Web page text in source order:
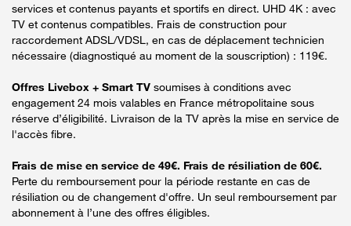
services et contenus payants et sportifs en direct. UHD 4K : avec
TV et contenus compatibles. Frais de construction pour
raccordement ADSL/VDSL, en cas de déplacement technicien
nécessaire (diagnostiqué au moment de la souscription) : 119€.
Offres Livebox + Smart TV soumises à conditions avec
engagement 24 mois valables en France métropolitaine sous
réserve d’éligibilité. Livraison de la TV après la mise en service de
l'accès fibre.
Frais de mise en service de 49€. Frais de résiliation de 60€.
Perte du remboursement pour la période restante en cas de
résiliation ou de changement d'offre. Un seul remboursement par
abonnement à l’une des offres éligibles.